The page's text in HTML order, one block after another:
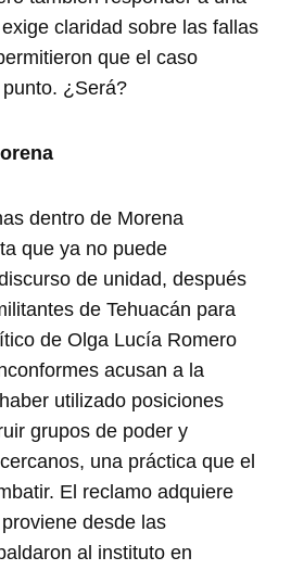
claridad sobre las fallas
que el caso
¿Será?
dentro de Morena
que ya no puede
de unidad, después
de Tehuacán para
de Olga Lucía Romero
acusan a la
utilizado posiciones
grupos de poder y
una práctica que el
El reclamo adquiere
desde las
al instituto en